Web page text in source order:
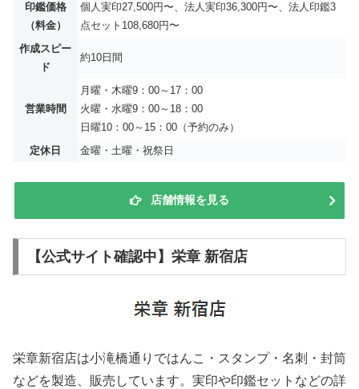
印鑑価格
（料金）
個人実印27,500円〜、法人実印36,300円〜、法人印鑑3
点セット108,680円〜
作成スピー
ド
約10日間
営業時間
月曜・木曜9：00～17：00
火曜・水曜9：00～18：00
日曜10：00～15：00（予約のみ）
定休日
金曜・土曜・祝祭日
店舗情報を見る
【公式サイト確認中】栄章 新宿店
栄章新宿店は小滝橋通りではんこ・スタンプ・名刺・封筒
などを製造、販売しています。実印や印鑑セットなどの詳